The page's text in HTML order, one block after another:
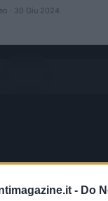
- Do
· 30 Giu 2024